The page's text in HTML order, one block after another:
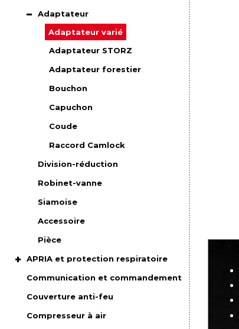
Adaptateur
Adaptateur varié
Adaptateur STORZ
Adaptateur forestier
Bouchon
Capuchon
Coude
Raccord Camlock
Division-réduction
Robinet-vanne
Siamoise
Accessoire
Pièce
APRIA et protection respiratoire
Communication et commandement
Couverture anti-feu
Compresseur à air